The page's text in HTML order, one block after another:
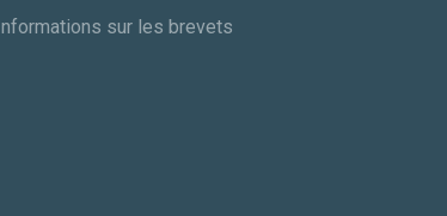
Informations sur les brevets